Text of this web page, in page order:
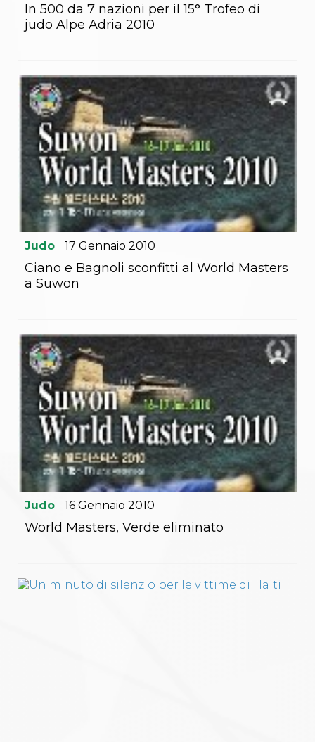
In 500 da 7 nazioni per il 15° Trofeo di
judo Alpe Adria 2010
Judo 17 Gennaio 2010
Ciano e Bagnoli sconfitti al World Masters
a Suwon
Judo 16 Gennaio 2010
World Masters, Verde eliminato